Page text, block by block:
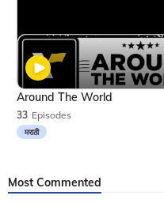
33 Episodes
मराठी
Around The World
Most Commented